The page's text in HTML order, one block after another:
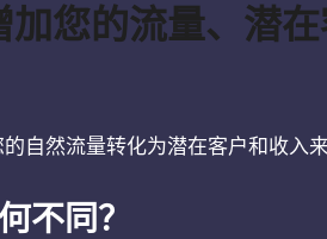
加您的流量、潜
自然流量转化为潜在客户和收入
不同？